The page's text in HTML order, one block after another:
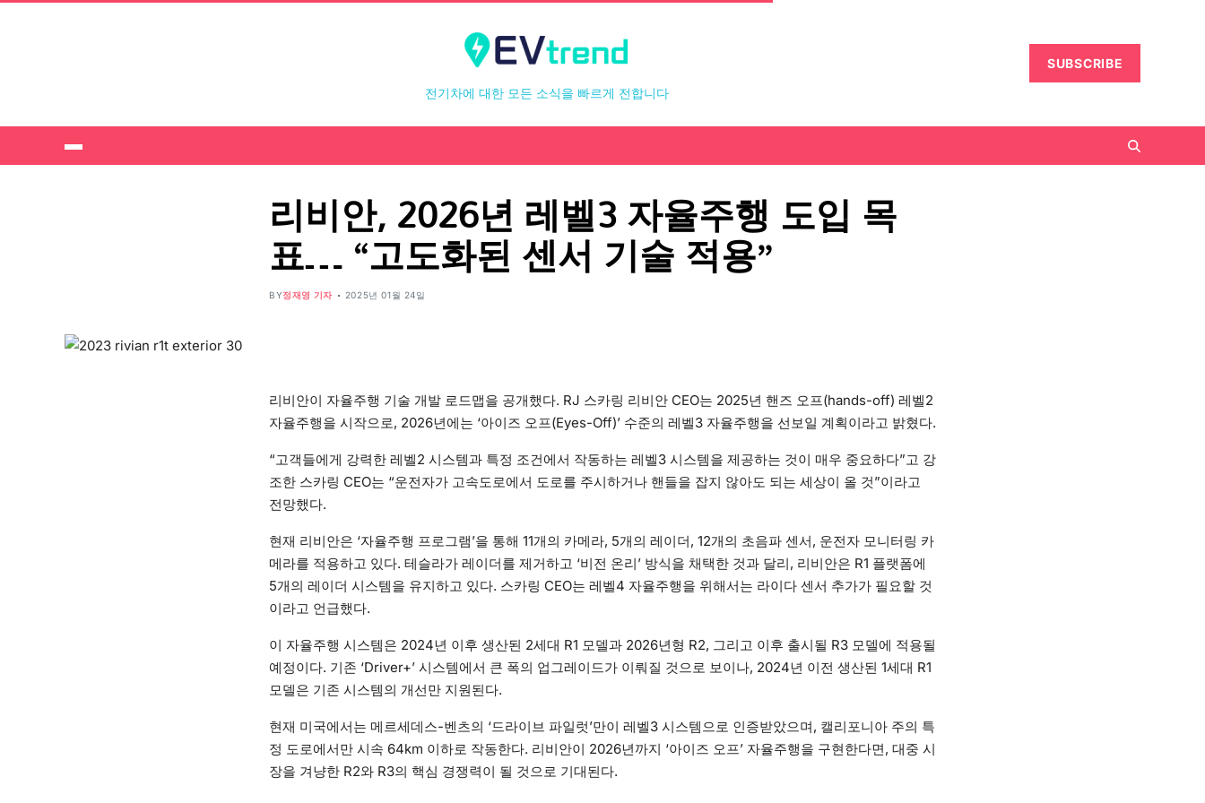
전기차에 대한 모든 소식을 빠르게 전합니다
SUBSCRIBE
리비안, 2026년 레벨3 자율주행 도입 목
표… “고도화된 센서 기술 적용”
BY정재영 기자 2025년 01월 24일
리비안이 자율주행 기술 개발 로드맵을 공개했다. RJ 스카링 리비안 CEO는 2025년 핸즈 오프(hands-off) 레벨2
자율주행을 시작으로, 2026년에는 ‘아이즈 오프(Eyes-Off)’ 수준의 레벨3 자율주행을 선보일 계획이라고 밝혔다.
“고객들에게 강력한 레벨2 시스템과 특정 조건에서 작동하는 레벨3 시스템을 제공하는 것이 매우 중요하다”고 강
조한 스카링 CEO는 “운전자가 고속도로에서 도로를 주시하거나 핸들을 잡지 않아도 되는 세상이 올 것”이라고
전망했다.
현재 리비안은 ‘자율주행 프로그램’을 통해 11개의 카메라, 5개의 레이더, 12개의 초음파 센서, 운전자 모니터링 카
메라를 적용하고 있다. 테슬라가 레이더를 제거하고 ‘비전 온리’ 방식을 채택한 것과 달리, 리비안은 R1 플랫폼에
5개의 레이더 시스템을 유지하고 있다. 스카링 CEO는 레벨4 자율주행을 위해서는 라이다 센서 추가가 필요할 것
이라고 언급했다.
이 자율주행 시스템은 2024년 이후 생산된 2세대 R1 모델과 2026년형 R2, 그리고 이후 출시될 R3 모델에 적용될
예정이다. 기존 ‘Driver+’ 시스템에서 큰 폭의 업그레이드가 이뤄질 것으로 보이나, 2024년 이전 생산된 1세대 R1
모델은 기존 시스템의 개선만 지원된다.
현재 미국에서는 메르세데스-벤츠의 ‘드라이브 파일럿’만이 레벨3 시스템으로 인증받았으며, 캘리포니아 주의 특
정 도로에서만 시속 64km 이하로 작동한다. 리비안이 2026년까지 ‘아이즈 오프’ 자율주행을 구현한다면, 대중 시
장을 겨냥한 R2와 R3의 핵심 경쟁력이 될 것으로 기대된다.